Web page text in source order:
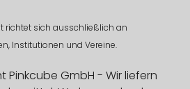
richtet sich ausschließlich an
Institutionen und Vereine.
Pinkcube GmbH - Wir liefern